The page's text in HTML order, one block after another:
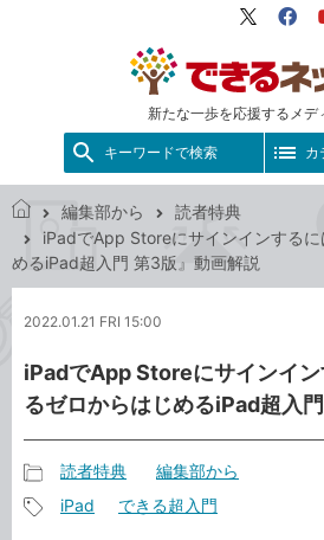
新たな一歩を応援するメデ
X（旧
キーワードで検索 カ
で
き
ッ
編集部から
読者特典
iPadでApp Storeにサインインする
めるiPad超入門 第3版』動画解説
2022.01.21 FRI 15:00
iPadでApp Storeにサインイン
るゼロからはじめるiPad超入
事
読者特典 編集部から
iPad できる超入門